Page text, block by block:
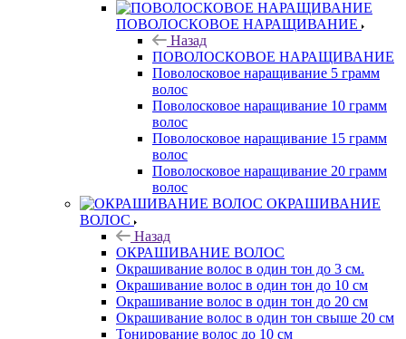
ПОВОЛОСКОВОЕ НАРАЩИВАНИЕ
Назад
ПОВОЛОСКОВОЕ НАРАЩИВАНИЕ
Поволосковое наращивание 5 грамм
волос
Поволосковое наращивание 10 грамм
волос
Поволосковое наращивание 15 грамм
волос
Поволосковое наращивание 20 грамм
волос
ОКРАШИВАНИЕ
ВОЛОС
Назад
ОКРАШИВАНИЕ ВОЛОС
Окрашивание волос в один тон до 3 см.
Окрашивание волос в один тон до 10 см
Окрашивание волос в один тон до 20 см
Окрашивание волос в один тон свыше 20 см
Тонирование волос до 10 см